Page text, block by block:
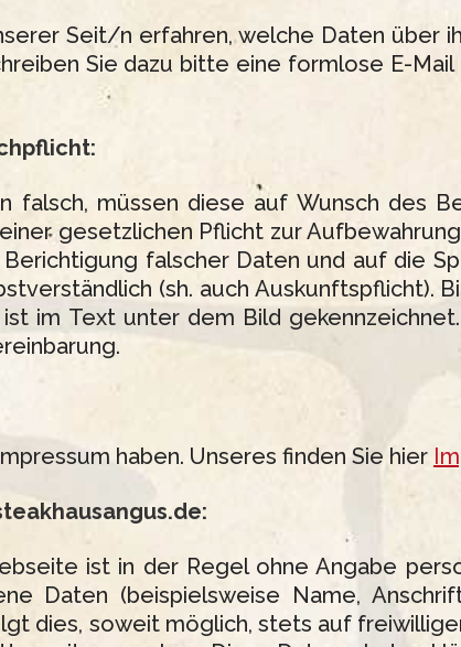
Seit/n erfahren, welche Daten über
Sie dazu bitte eine formlose E-
falsch, müssen diese auf Wunsch des
gesetzlichen Pflicht zur
falscher Daten und auf die
(sh. auch Auskunftspflicht).
im Text unter dem Bild
haben. Unseres finden Sie hier
ist in der Regel ohne Angabe
Daten (beispielsweise Name,
dies, soweit möglich, stets auf